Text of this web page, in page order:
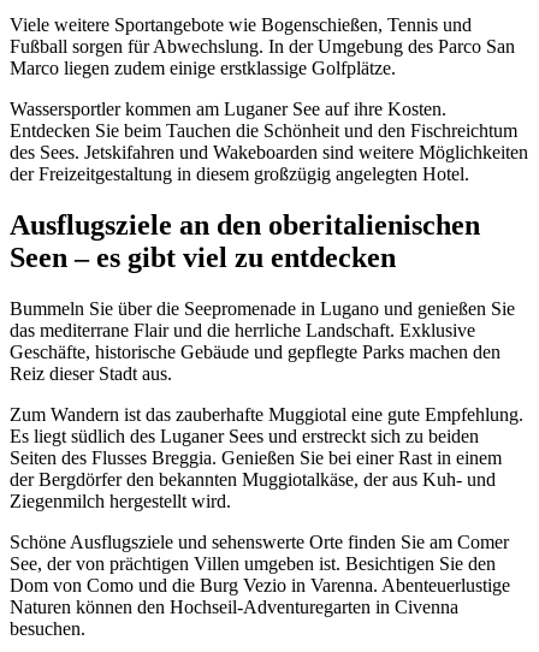
Viele weitere Sportangebote wie Bogenschießen, Tennis und
Fußball sorgen für Abwechslung. In der Umgebung des Parco San
Marco liegen zudem einige erstklassige Golfplätze.
Wassersportler kommen am Luganer See auf ihre Kosten.
Entdecken Sie beim Tauchen die Schönheit und den Fischreichtum
des Sees. Jetskifahren und Wakeboarden sind weitere Möglichkeiten
der Freizeitgestaltung in diesem großzügig angelegten Hotel.
Ausflugsziele an den oberitalienischen
Seen – es gibt viel zu entdecken
Bummeln Sie über die Seepromenade in Lugano und genießen Sie
das mediterrane Flair und die herrliche Landschaft. Exklusive
Geschäfte, historische Gebäude und gepflegte Parks machen den
Reiz dieser Stadt aus.
Zum Wandern ist das zauberhafte Muggiotal eine gute Empfehlung.
Es liegt südlich des Luganer Sees und erstreckt sich zu beiden
Seiten des Flusses Breggia. Genießen Sie bei einer Rast in einem
der Bergdörfer den bekannten Muggiotalkäse, der aus Kuh- und
Ziegenmilch hergestellt wird.
Schöne Ausflugsziele und sehenswerte Orte finden Sie am Comer
See, der von prächtigen Villen umgeben ist. Besichtigen Sie den
Dom von Como und die Burg Vezio in Varenna. Abenteuerlustige
Naturen können den Hochseil-Adventuregarten in Civenna
besuchen.